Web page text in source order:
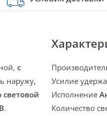
Усилие
Исполнение
Количество
с
наружу,
световой
.